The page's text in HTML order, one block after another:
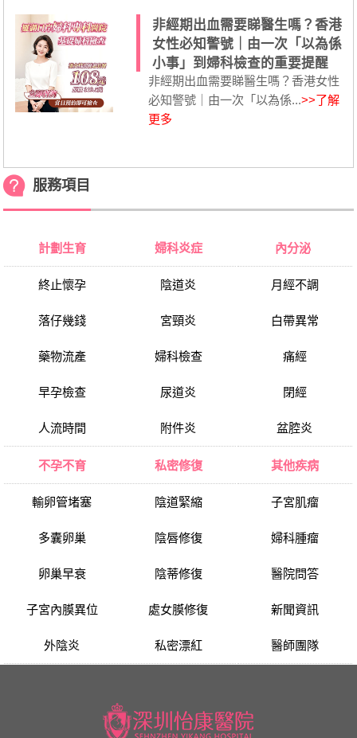
非經期出血需要睇醫生嗎？香港
女性必知警號｜由一次「以為係
小事」到婦科檢查的重要提醒
非經期出血需要睇醫生嗎？香港女性
必知警號｜由一次「以為係...>>了解
更多
服務項目
計劃生育
終止懷孕
落仔幾錢
藥物流產
早孕檢查
人流時間
婦科炎症
陰道炎
宮頸炎
婦科檢查
尿道炎
附件炎
內分泌
月經不調
白帶異常
痛經
閉經
盆腔炎
不孕不育
輸卵管堵塞
多囊卵巢
卵巢早衰
子宮內膜異位
外陰炎
私密修復
陰道緊縮
陰唇修復
陰蒂修復
處女膜修復
私密漂紅
其他疾病
子宮肌瘤
婦科腫瘤
醫院問答
新聞資訊
醫師團隊